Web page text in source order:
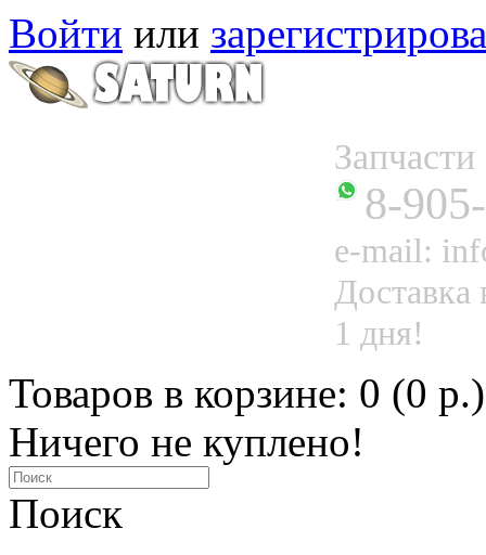
Войти или
8-
e-mail:
Доставка
1 дня!
Товаров в корзине: 0 (0 р.)
Ничего не куплено!
Поиск